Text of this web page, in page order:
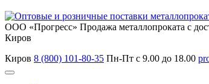
ООО «Прогресс» Продажа металлопроката с
Киров
Киров 8 (800) 101-80-35 Пн-Пт с 9.00 до 18.00